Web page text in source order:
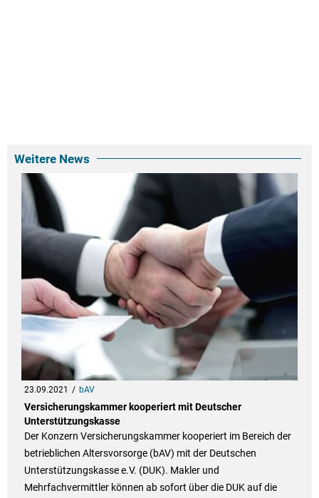
Weitere News
23.09.2021 bAV
Versicherungskammer kooperiert mit Deutscher
Unterstützungskasse
Der Konzern Versicherungskammer kooperiert im Bereich der
betrieblichen Altersvorsorge (bAV) mit der Deutschen
Unterstützungskasse e.V. (DUK). Makler und
Mehrfachvermittler können ab sofort über die DUK auf die